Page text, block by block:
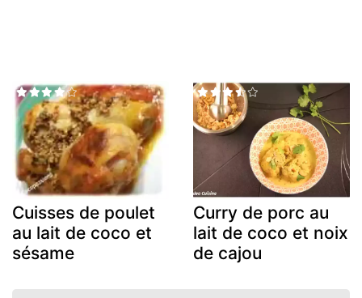
Cuisses de poulet
au lait de coco et
sésame
Curry de porc au
lait de coco et noix
de cajou